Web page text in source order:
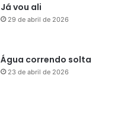
Já vou ali
29 de abril de 2026
Água correndo solta
23 de abril de 2026